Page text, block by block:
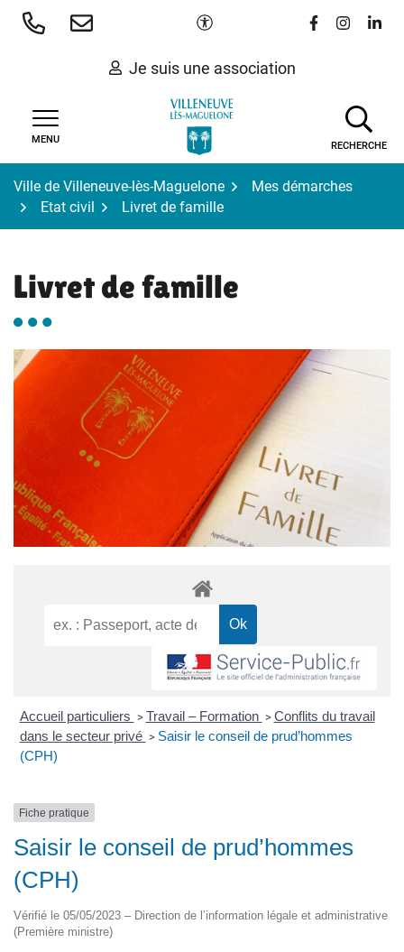
Aller
Paramètres d'accessibilité
Lien vers le
Lien vers
Lien
Je suis une association
MENU
RECHERCHE
Ville de Villeneuve-lès-Maguelone
Mes démarches
Etat civil
Livret de famille
Livret de famille
Accueil particuliers > Travail – Formation > Conflits du travail
dans le secteur privé > Saisir le conseil de prud’hommes
(CPH)
Fiche pratique
Saisir le conseil de prud’hommes
(CPH)
Vérifié le 05/05/2023 – Direction de l’information légale et administrative
(Première ministre)